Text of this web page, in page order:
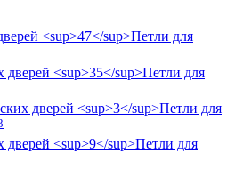
Петли для
Петли для
Петли для
Петли для